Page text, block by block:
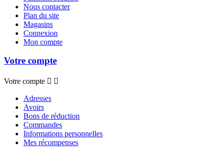
Nous contacter
Plan du site
Magasins
Connexion
Mon compte
Votre compte
Votre compte  
Adresses
Avoirs
Bons de réduction
Commandes
Informations personnelles
Mes récompenses